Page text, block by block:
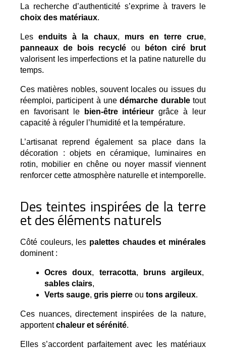
choix des matériaux.
Les enduits à la chaux, murs en terre crue
panneaux de bois recyclé ou
béton ciré brut
valorisent les imperfections et la patine naturelle du
temps.
Ces matières nobles, souvent locales ou issues du
réemploi, participent à une démarche durable tout
en favorisant le
bien-être intérieur grâce à leur
capacité à réguler l’humidité et la température.
L’artisanat reprend également sa place dans la
décoration : objets en céramique, luminaires en
rotin, mobilier en chêne ou noyer massif viennent
renforcer cette atmosphère naturelle et intemporelle.
Des teintes inspirées de la terre
et des éléments naturels
Côté couleurs, les palettes chaudes et minérales
dominent :
Ocres doux, terracotta, bruns argileux
sables clairs,
Verts sauge, gris pierre ou tons argileux.
Ces nuances, directement inspirées de la nature,
apportent chaleur et sérénité.
Elles s’accordent parfaitement avec les matériaux